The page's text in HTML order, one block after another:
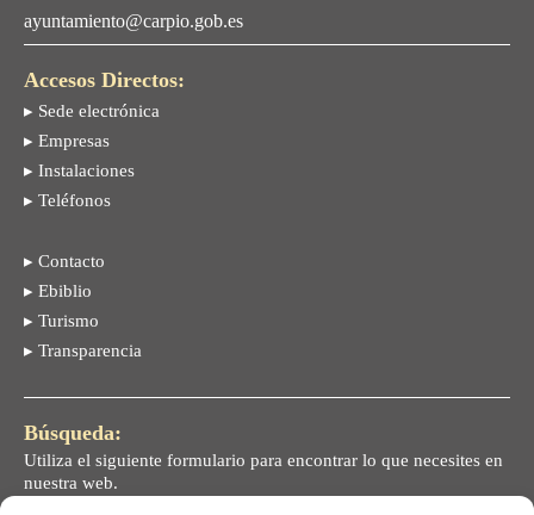
ayuntamiento@carpio.gob.es
Accesos Directos:
▸ Sede electrónica
▸ Empresas
▸ Instalaciones
▸ Teléfonos
▸ Contacto
▸ Ebiblio
▸ Turismo
▸ Transparencia
Búsqueda:
Utiliza el siguiente formulario para encontrar lo que necesites en
nuestra web.